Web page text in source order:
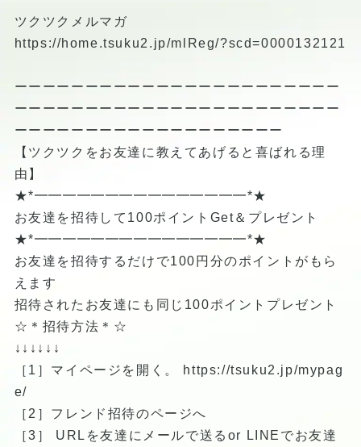
ツクツクメルマガ
https://home.tsuku2.jp/mlReg/?scd=0000132121
ーーーーーーーーーーーーーーーーーーーーーーー
ーーーーーーーーーーーーーーーーーーーーーーー
ーーーーーーーーーーーーーーーーーーー
【ツクツクをお友達に教えてあげると喜ばれる理
由】
★*━━━━━━━━━━━━━━━*★
お友達を招待して100ポイントGet＆プレゼント
★*━━━━━━━━━━━━━━━*★
お友達を招待するだけで100円分のポイントがもら
えます
招待されたお友達にも同じ100ポイントプレゼント
☆＊招待方法＊☆
↓↓↓↓↓↓
［1］マイページを開く。 https://tsuku2.jp/mypag
e/
［2］フレンド招待のページへ
［3］ URLを友達にメールで送るor LINEでお友達